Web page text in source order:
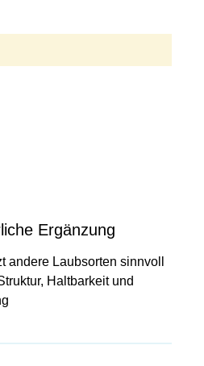
Ergänzung
andere Laubsorten sinnvoll
Haltbarkeit und